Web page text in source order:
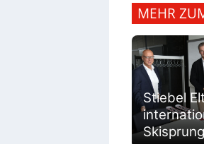
MEHR
Stiebel